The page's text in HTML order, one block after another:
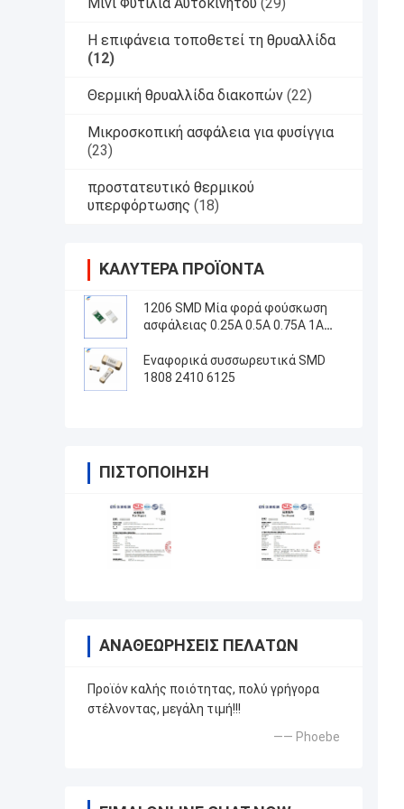
Η επιφάνεια τοποθετεί τη θρυαλλίδα
(12)
Θερμική θρυαλλίδα διακοπών (22)
Μικροσκοπική ασφάλεια για φυσίγγια
(23)
προστατευτικό θερμικού
υπερφόρτωσης (18)
ΚΑΛΎΤΕΡΑ ΠΡΟΪΌΝΤΑ
1206 SMD Μία φορά φούσκωση
ασφάλειας 0.25A 0.5A 0.75A 1A
Εναφορικά συσσωρευτικά SMD
1808 2410 6125
ΠΙΣΤΟΠΟΊΗΣΗ
ΑΝΑΘΕΩΡΉΣΕΙΣ ΠΕΛΑΤΏΝ
Προϊόν καλής ποιότητας, πολύ γρήγορα
στέλνοντας, μεγάλη τιμή!!!
—— Phoebe